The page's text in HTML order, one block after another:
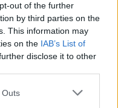
out of the further
by third parties on the
This information may
on the IAB’s List of
disclose it to other
Outs
rodas jautājums,
ieviest
būtu noteikt, ka